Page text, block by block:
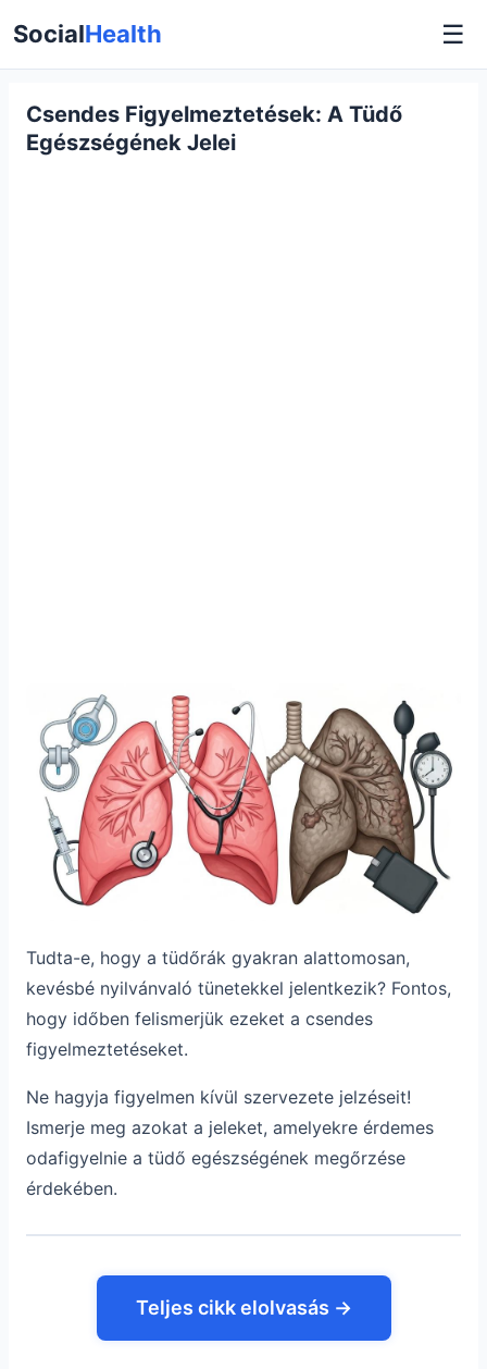
SocialHealth ☰
Csendes Figyelmeztetések: A Tüdő
Egészségének Jelei
Tudta-e, hogy a tüdőrák gyakran alattomosan,
kevésbé nyilvánvaló tünetekkel jelentkezik? Fontos,
hogy időben felismerjük ezeket a csendes
figyelmeztetéseket.
Ne hagyja figyelmen kívül szervezete jelzéseit!
Ismerje meg azokat a jeleket, amelyekre érdemes
odafigyelnie a tüdő egészségének megőrzése
érdekében.
Teljes cikk elolvasás →